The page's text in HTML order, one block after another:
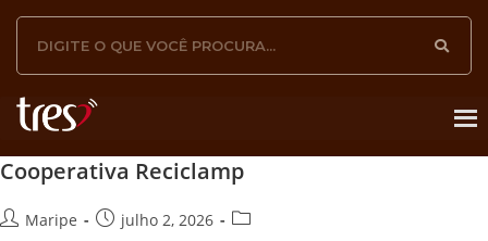
Cooperativa Reciclamp
Maripe julho 2, 2026